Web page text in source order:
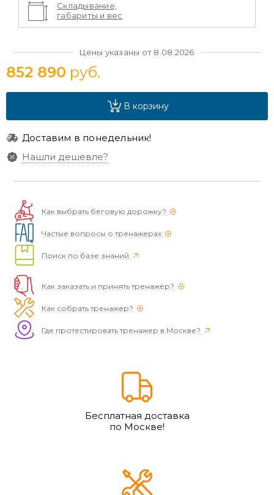
Складывание,
габариты и вес
Цены указаны от 8.08.2026
852 890 руб.
В корзину
Доставим в понедельник!
Нашли дешевле?
Как выбрать беговую дорожку?
Частые вопросы о тренажерах
Поиск по базе знаний
Как заказать и принять тренажёр?
Как собрать тренажер?
Где протестировать тренажер в Москве?
Бесплатная доставка
по Москве!